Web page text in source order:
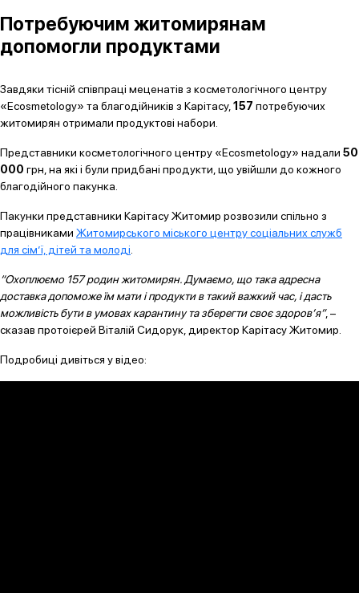
Потребуючим житомирянам
допомогли продуктами
Завдяки тісній співпраці меценатів з косметологічного центру
«Ecosmetology» та благодійників з Карітасу, 157 потребуючих
житомирян отримали продуктові набори.
Представники косметологічного центру «Ecosmetology» надали 50
000 грн, на які і були придбані продукти, що увійшли до кожного
благодійного пакунка.
Пакунки представники Карітасу Житомир розвозили спільно з
працівниками Житомирського міського центру соціальних служб
для сім’ї, дітей та молоді
“Охоплюємо 157 родин житомирян. Думаємо, що така адресна
доставка допоможе їм мати і продукти в такий важкий час, і дасть
можливість бути в умовах карантину та зберегти своє здоров’я”, –
сказав протоієрей Віталій Сидорук, директор Карітасу Житомир.
Подробиці дивіться у відео: